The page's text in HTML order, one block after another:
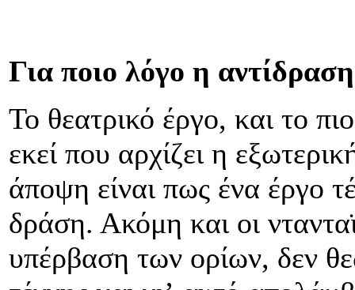
Για ποιο λόγο η
Το θεατρικό έργο, και το
εκεί που αρχίζει η
άποψη είναι πως ένα έργο
δράση. Ακόμη και οι
υπέρβαση των ορίων, δεν